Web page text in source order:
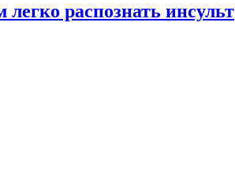
распознать инсульт